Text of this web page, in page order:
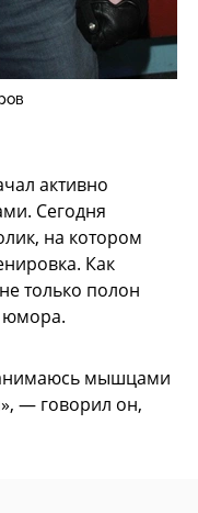
активно
Сегодня
на котором
Как
только полон
юмора.
мышцами
— говорил он,